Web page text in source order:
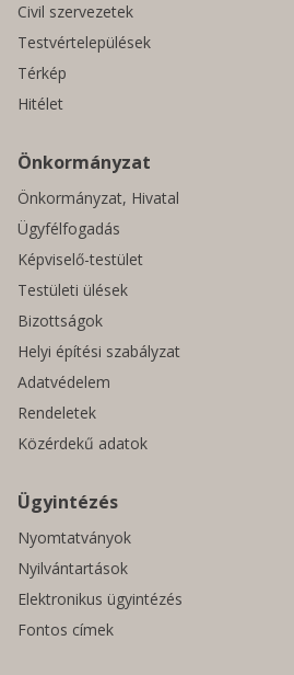
Civil szervezetek
Testvértelepülések
Térkép
Hitélet
Önkormányzat
Önkormányzat, Hivatal
Ügyfélfogadás
Képviselő-testület
Testületi ülések
Bizottságok
Helyi építési szabályzat
Adatvédelem
Rendeletek
Közérdekű adatok
Ügyintézés
Nyomtatványok
Nyilvántartások
Elektronikus ügyintézés
Fontos címek